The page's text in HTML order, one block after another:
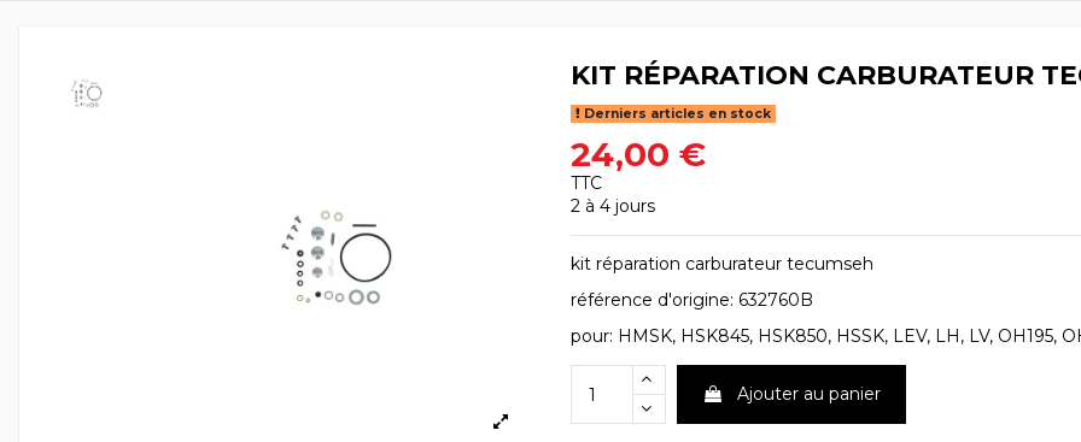
KIT RÉPARATION CARBURATEUR
Derniers articles en stock
24,00 €
TTC
2 à 4 jours
kit réparation carburateur tecumseh
référence d'origine: 632760B
pour: HMSK, HSK845, HSK850, HSSK, LEV, LH, LV, OH195,
Ajouter au panier